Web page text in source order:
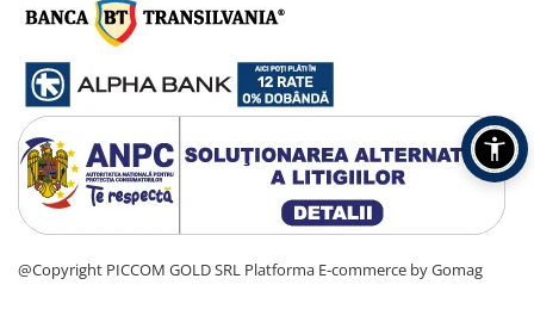
@Copyright PICCOM GOLD SRL Platforma E-commerce by Gomag